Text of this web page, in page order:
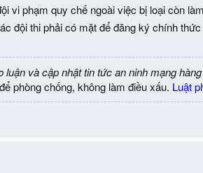
vi phạm quy chế ngoài việc bị loại còn
đội thi phải có mặt để đăng ký chính
luận và cập nhật tin tức an ninh mạng hàng
phòng chống, không làm điều xấu. Luật